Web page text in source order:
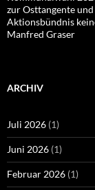
zur Osttangente
Aktionsbündnis
Manfred Graser
ARCHIV
Juli 2026 (1)
Juni 2026 (1)
Februar 2026 (1)